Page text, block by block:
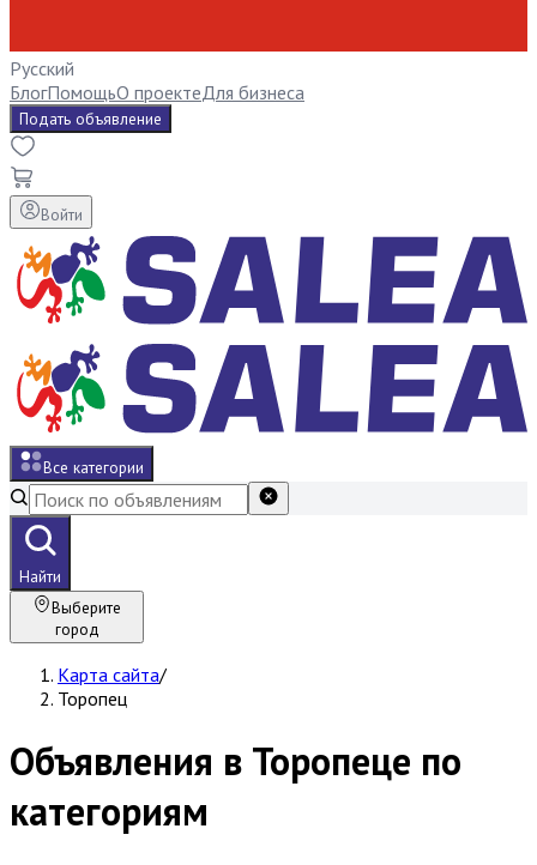
Русский
БлогПомощьО проектеДля бизнеса
Подать объявление
Войти
Все категории
Найти
Выберите
город
Карта сайта/
Торопец
Объявления в Торопеце по
категориям